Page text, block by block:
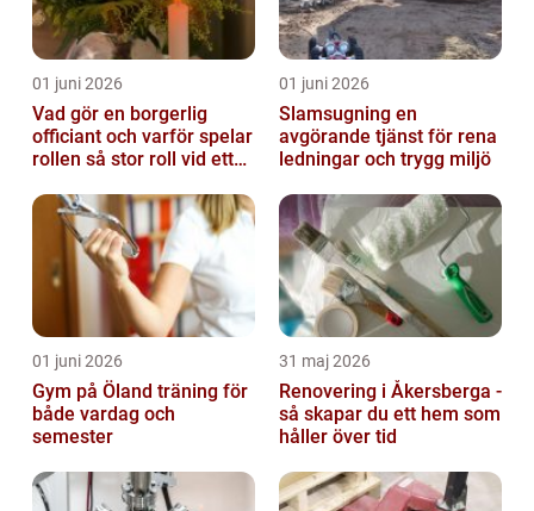
01 juni 2026
Vad gör en borgerlig
officiant och varför spelar
rollen så stor roll vid ett
01 juni 2026
Slamsugning en
avgörande tjänst för rena
ledningar och trygg miljö
01 juni 2026
Gym på Öland träning för
både vardag och
semester
31 maj 2026
Renovering i Åkersberga -
så skapar du ett hem som
håller över tid